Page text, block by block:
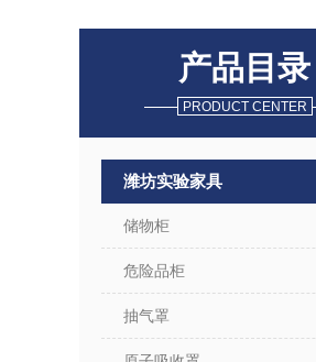
产品目录
PRODUCT CENTER
潍坊实验家具
储物柜
危险品柜
抽气罩